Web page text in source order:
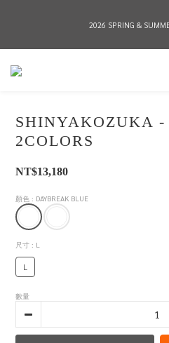
2026 SPRING &
2026 SPRING &
全店消費滿NT$8,000 享有7-11店到店免運
2026 SPRING &
SHINYAKOZUKA
2COLORS
NT$13,180
顏色 : DAYBREAK BLUE
尺寸 : L
L
數量